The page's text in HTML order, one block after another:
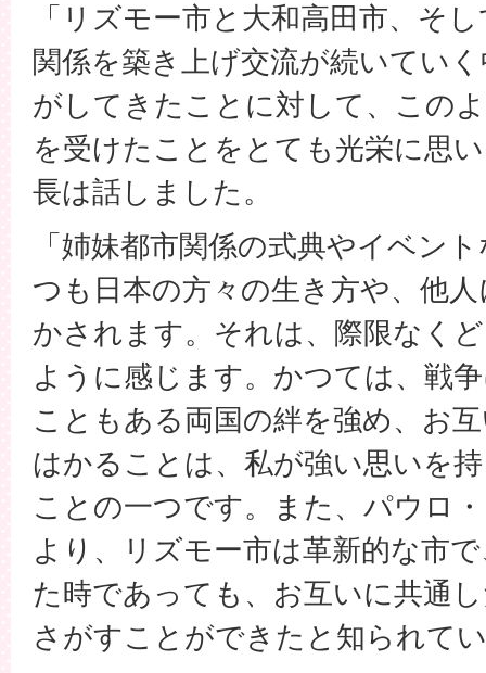
「リズモー市と大和高田市、そ
関係を築き上げ交流が続いてい
がしてきたことに対して、この
を受けたことをとても光栄に思
長は話しました。
「姉妹都市関係の式典やイベン
つも日本の方々の生き方や、他
かされます。それは、際限なく
ように感じます。かつては、戦
こともある両国の絆を強め、お
はかることは、私が強い思いを
ことの一つです。また、パウロ
より、リズモー市は革新的な市
た時であっても、お互いに共通
さがすことができたと知られて